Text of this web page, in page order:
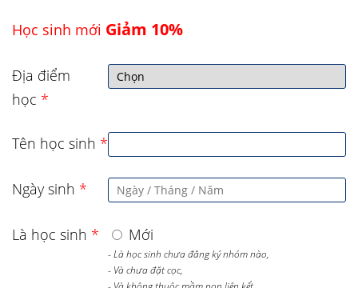
Học sinh mới Giảm 10%
Địa điểm
học *
Tên học sinh *
Ngày sinh *
Là học sinh * Mới
- Là học sinh chưa đăng ký nhóm nào,
- Và chưa đặt cọc,